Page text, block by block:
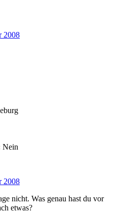
2008
Nein
2008
nicht. Was genau hast du vor
etwas?